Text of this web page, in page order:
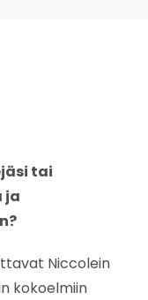
tai
ja
Niccolein
kokoelmiin